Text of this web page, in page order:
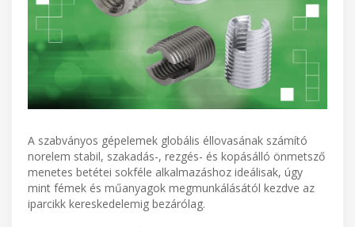
A szabványos gépelemek globális éllovasának számító
norelem stabil, szakadás-, rezgés- és kopásálló önmetsző
menetes betétei sokféle alkalmazáshoz ideálisak, úgy
mint fémek és műanyagok megmunkálásától kezdve az
iparcikk kereskedelemig bezárólag.